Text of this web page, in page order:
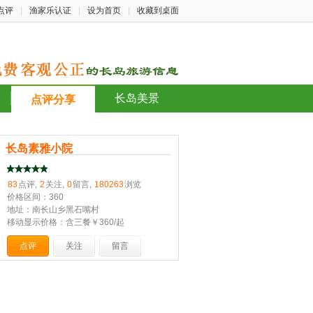
评 渔家乐认证 设为首页 收藏到桌面
点评分享 长岛美景
长岛素雅小院
83点评, 2 关注, 0留言, 180263浏览
价格区间：360
地址：南长山乡黑石嘴村
移动显示价格：含三餐￥360/起
点评 关注 留言